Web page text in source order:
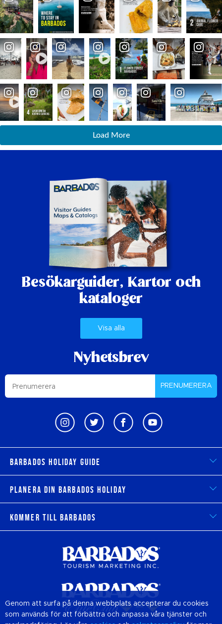
Load More
Besökarguider, Kartor och
kataloger
Visa alla
Nyhetsbrev
PRENUMERERA
Barbados Holiday Guide
Planera din Barbados Holiday
Kommer till Barbados
Genom att surfa på denna webbplats accepterar du cookies
som används för att förbättra och anpassa våra tjänster och